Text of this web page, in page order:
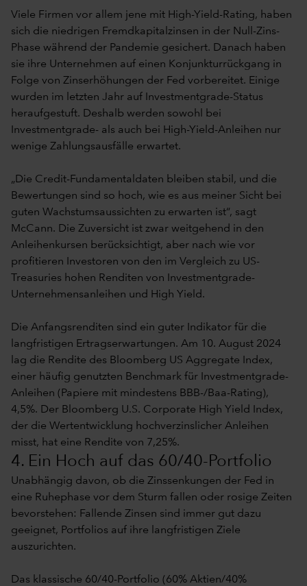
Viele Firmen vor allem jene mit High-Yield-Rating, haben
sich die niedrigen Fremdkapitalzinsen in der Null-Zins-
Phase während der Pandemie gesichert. Danach haben
sie ihre Unternehmen auf einen Konjunkturrückgang in
Folge von Zinserhöhungen der Fed vorbereitet. Einige
wurden im letzten Jahr auf Investmentgrade-Status
heraufgestuft. Deshalb werden sowohl bei
Investmentgrade- als auch bei High-Yield-Anleihen nur
wenige Zahlungsausfälle erwartet.
„Die Credit-Fundamentaldaten bleiben stabil, und die
Bewertungen sind so hoch, wie es aus meiner Sicht bei
guten Wachstumsaussichten zu erwarten ist“, sagt
McCann. Die Zuversicht ist zwar weitgehend in den
Anleihenkursen berücksichtigt, aber nach wie vor
profitieren Investoren von den im Vergleich zu US-
Treasuries hohen Renditen von Investmentgrade-
Unternehmensanleihen und High Yield.
Die Anfangsrenditen sind ein guter Indikator für die
langfristigen Ertragserwartungen. Am 10. August 2024
lag die Rendite des Bloomberg US Aggregate Index,
einer häufig genutzten Benchmark für Investmentgrade-
Anleihen (Papiere mit mindestens BBB-/Baa-Rating),
4,5%. Der Bloomberg U.S. Corporate High Yield Index,
der die Wertentwicklung hochverzinslicher Anleihen
misst, hat eine Rendite von 7,25%.
4. Ein Hoch auf das 60/40-Portfolio
Unabhängig davon, ob die Zinssenkungen der Fed in
eine Ruhephase vor dem Sturm fallen oder rosige Zeiten
bevorstehen: Fallende Zinsen sind immer gut dazu
geeignet, Portfolios auf ihre langfristigen Ziele
auszurichten.
Das klassische 60/40-Portfolio (60% Aktien/40%